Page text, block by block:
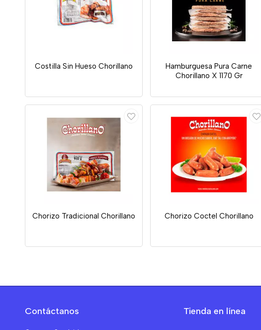
Costilla Sin Hueso Chorillano
Hamburguesa Pura Carne
Chorillano X 1170 Gr
Chorizo Tradicional Chorillano Chorizo Coctel Chorillano
Contáctanos Tienda en línea